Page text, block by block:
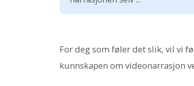
For deg som føler det slik, vil vi
kunnskapen om videonarrasjon